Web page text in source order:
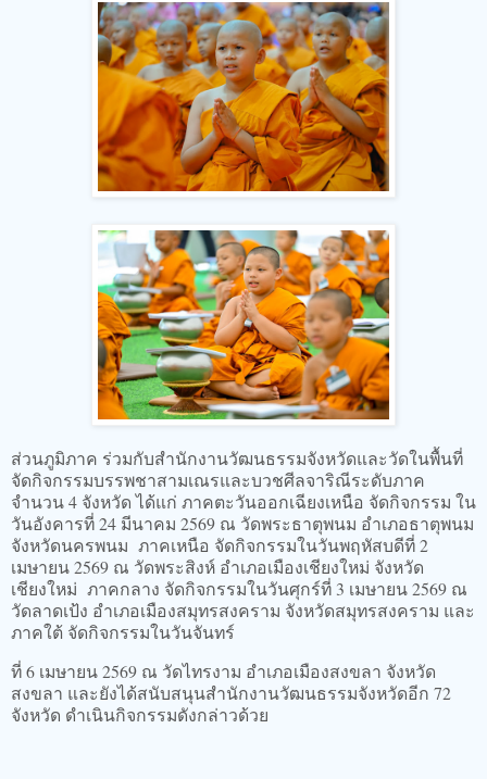
ส่วนภูมิภาค ร่วมกับสำนักงานวัฒนธรรมจังหวัดและวัดในพื้นที่
จัดกิจกรรมบรรพชาสามเณรและบวชศีลจาริณีระดับภาค
จำนวน 4 จังหวัด ได้แก่ ภาคตะวันออกเฉียงเหนือ จัดกิจกรรม ใน
วันอังคารที่ 24 มีนาคม 2569 ณ วัดพระธาตุพนม อำเภอธาตุพนม
จังหวัดนครพนม ภาคเหนือ จัดกิจกรรมในวันพฤหัสบดีที่ 2
เมษายน 2569 ณ วัดพระสิงห์ อำเภอเมืองเชียงใหม่ จังหวัด
เชียงใหม่ ภาคกลาง จัดกิจกรรมในวันศุกร์ที่ 3 เมษายน 2569 ณ
วัดลาดเป้ง อำเภอเมืองสมุทรสงคราม จังหวัดสมุทรสงคราม และ
ภาคใต้ จัดกิจกรรมในวันจันทร์
ที่ 6 เมษายน 2569 ณ วัดไทรงาม อำเภอเมืองสงขลา จังหวัด
สงขลา และยังได้สนับสนุนสำนักงานวัฒนธรรมจังหวัดอีก 72
จังหวัด ดำเนินกิจกรรมดังกล่าวด้วย